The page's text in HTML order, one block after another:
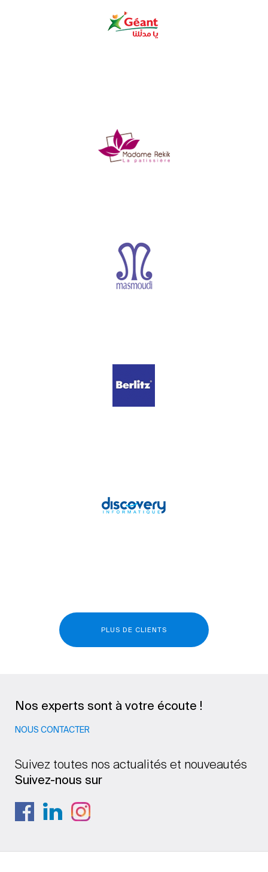
PLUS DE CLIENTS
Nos experts sont à votre écoute !
NOUS CONTACTER
Suivez toutes nos actualités et nouveautés
Suivez-nous sur